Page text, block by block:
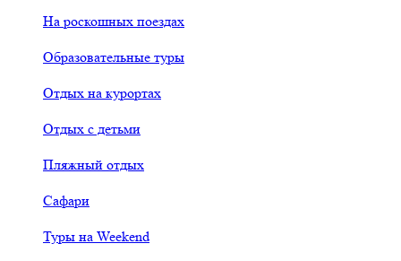
На роскошных поездах
Образовательные туры
Отдых на курортах
Отдых с детьми
Пляжный отдых
Сафари
Туры на Weekend